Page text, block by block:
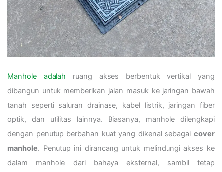
Manhole adalah ruang akses berbentuk vertikal yang
dibangun untuk memberikan jalan masuk ke jaringan bawah
tanah seperti saluran drainase, kabel listrik, jaringan fiber
optik, dan utilitas lainnya. Biasanya, manhole dilengkapi
dengan penutup berbahan kuat yang dikenal sebagai cover
manhole. Penutup ini dirancang untuk melindungi akses ke
dalam manhole dari bahaya eksternal, sambil tetap